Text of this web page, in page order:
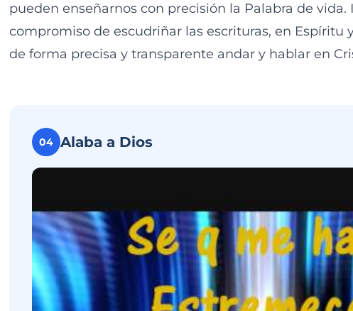
pueden enseñarnos con precisión la Palabra de
compromiso de escudriñar las escrituras, en Espíritu
de forma precisa y transparente andar y hablar en
04 Alaba a Dios